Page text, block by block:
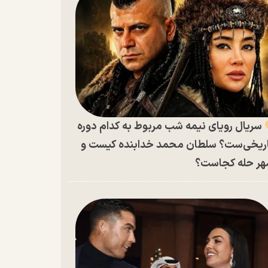
سریال رویای نیمه شب مربوط به کدام دوره
سلطان محمد خدابنده کیست و
حله کجاست؟